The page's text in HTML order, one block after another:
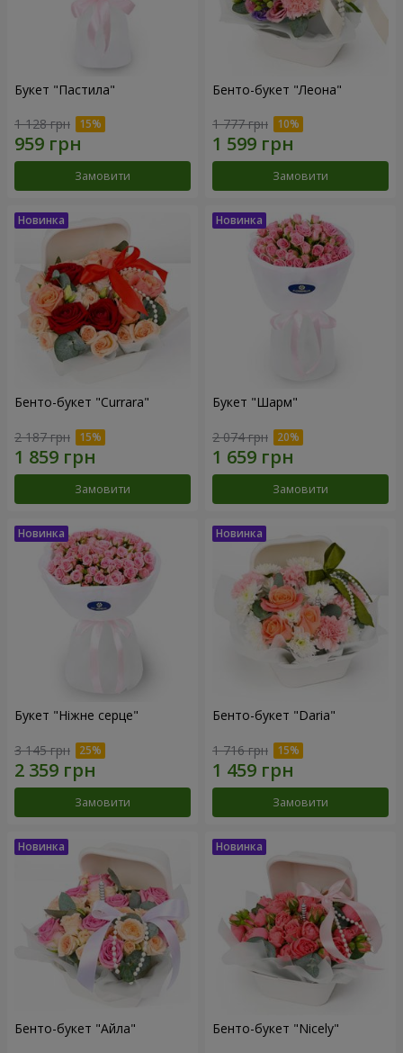
Букет "Пастила"
1 128 грн
Замовити
Бенто-букет "Леона"
1 777 грн
Замовити
Бенто-букет "Currara"
2 187 грн
Замовити
Букет "Шарм"
2 074 грн
Замовити
Букет "Ніжне серце"
3 145 грн
Замовити
Бенто-букет "Daria"
1 716 грн
Замовити
Бенто-букет "Айла" Бенто-букет "Nicely"